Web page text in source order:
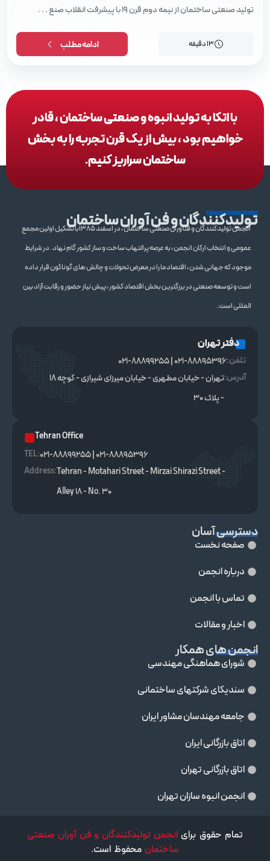
تولید صنعتی ساختمان از نیمه دوم قرن 19 با پیشرفت انقلاب صنع . . .
13 دقیقه ادامه مطلب
با اتکا به تولید انبوه و صنعتی ساختمان ، قادر
خواهیم بود ، بیش از یک قرن تجربه را به بخش
ساختمان سراریز کنیم.
تولیدکنندگان و فن آوران ساختمانانجمن تولیدکنندگان و فنآوران صنعتی ساختمان ، در اسفند 1385با تشکیل اولین مجمع
عمومی و انتخاب ارکان انجمن ، به عرصه پرالتهاب ساخت و ساز کشور گام نهاد . در شرایط
موجود که جهانی شدن ، اقتصاد ما را در معرض تحولات و چالش های گوناگون قرار داده
است و توسعه صنعتی در برزگترین بخش اقتصاد کشور ، پیش نیاز حضور و رقابت آزاد بین
المللی است .
دفتر تهران
تلفن:021-88895396 | 021-88899255
آدرس:
تهران - خیابان مطهری - خیابان میرزای شیرازی - کوچه ۱۸
- پلاک ۳۰
Tehran Office
TEL :
021-88895396 | 021-88899255
Address:Tehran - Motahari Street - Mirzai Shirazi Street -
Alley 18 - No. 30
دسترسی آسان
صفحه نخست
درباره انجمن
تماس با انجمن
اخبار و مقالات
انجمن های همکار
شورای هماهنگی مهندسی
سندیکای شرکتهای ساختمانی
جامعه مهندسان مشاور ايران
اتاق بازرگانی ایران
اتاق بازرگانی تهران
انجمن انبوه سازان تهران
تمام حقوق برای انجمن تولیدکنندگان و فن آوران صنعتی
ساختمان محفوظ است.